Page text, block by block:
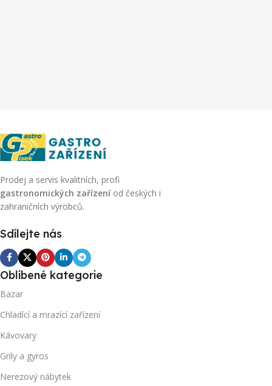
Prodej a servis kvalitních, profi
gastronomických zařízení od českých i
zahraničních výrobců.
Sdílejte nás
Oblíbené kategorie
Bazar
Chladící a mrazící zařízení
Kávovary
Grily a gyros
Nerezový nábytek